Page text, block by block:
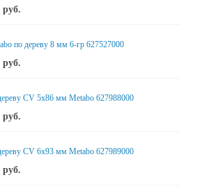
руб.
по дереву 8 мм 6-гр 627527000
руб.
CV 5х86 мм Metabo 627988000
руб.
CV 6x93 мм Metabo 627989000
руб.